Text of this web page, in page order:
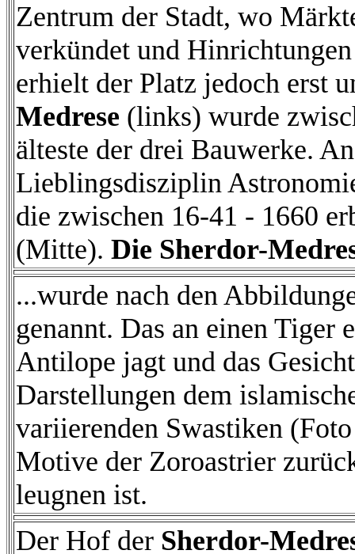
Zentrum der Stadt, wo
verkündet und
erhielt der Platz jedoch erst
Medrese (links) wurde
älteste der drei Bauwerke.
Lieblingsdisziplin
die zwischen 16-41 - 1660
(Mitte). Die Sherdor-
...wurde nach den
genannt. Das an einen Tiger
Antilope jagt und das
Darstellungen dem
variierenden Swastiken
Motive der Zoroastrier
leugnen ist.
Der Hof der Sherdor-